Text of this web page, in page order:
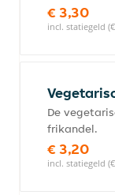
€ 3,30
incl. statiegeld
De
frikandel.
€ 3,20
incl. statiegeld